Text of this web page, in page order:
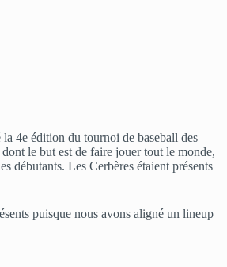
la 4e édition du tournoi de baseball des
le but est de faire jouer tout le monde,
débutants. Les Cerbères étaient présents
puisque nous avons aligné un lineup